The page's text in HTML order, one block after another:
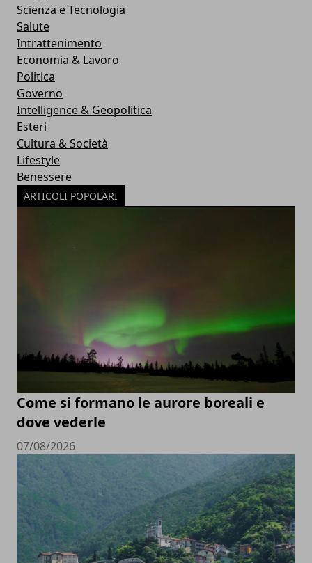
Scienza e Tecnologia
Salute
Intrattenimento
Economia & Lavoro
Politica
Governo
Intelligence & Geopolitica
Esteri
Cultura & Società
Lifestyle
Benessere
ARTICOLI POPOLARI
Come si formano le aurore boreali e
dove vederle
07/08/2026